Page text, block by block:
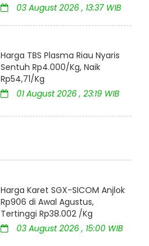
03 August 2026 , 13:37 WIB
Harga TBS Plasma Riau Nyaris
Sentuh Rp4.000/Kg, Naik
Rp54,71/Kg
01 August 2026 , 23:19 WIB
Harga Karet SGX-SICOM Anjlok
Rp906 di Awal Agustus,
Tertinggi Rp38.002 /Kg
03 August 2026 , 15:00 WIB